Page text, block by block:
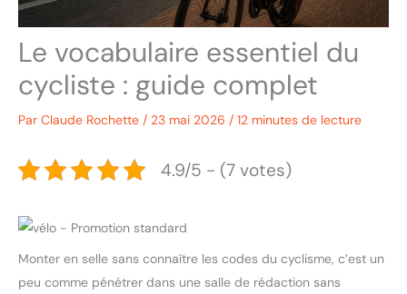
Le vocabulaire essentiel du
cycliste : guide complet
Par Claude Rochette / 23 mai 2026 / 12 minutes de lecture
4.9/5 - (7 votes)
Monter en selle sans connaître les codes du cyclisme, c’est un
peu comme pénétrer dans une salle de rédaction sans